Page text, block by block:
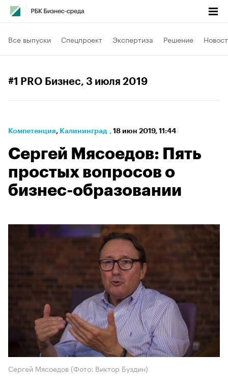
Все выпуски Спецпроект Экспертиза Решение
#1 PRO Бизнес, 3 июля 2019
Компетенция⁠, Калининград , 18 июн 2019, 11:44
Сергей Мясоедов: Пять
простых вопросов о
бизнес-образовании
Сергей Мясоедов (Фото: Виктор Буздин)